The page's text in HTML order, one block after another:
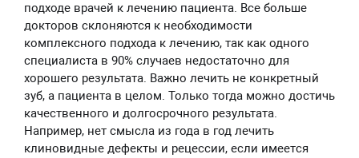
подходе врачей к лечению пациента. Все больше
докторов склоняются к необходимости
комплексного подхода к лечению, так как одного
специалиста в 90% случаев недостаточно для
хорошего результата. Важно лечить не конкретный
зуб, а пациента в целом. Только тогда можно достичь
качественного и долгосрочного результата.
Например, нет смысла из года в год лечить
клиновидные дефекты и рецессии, если имеется